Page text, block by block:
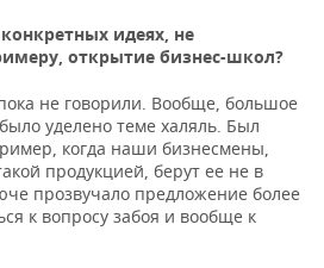
идеях, не
открытие бизнес-школ?
не говорили. Вообще, большое
уделено теме халяль. Был
когда наши бизнесмены,
продукцией, берут ее не в
прозвучало предложение более
к вопросу забоя и вообще к